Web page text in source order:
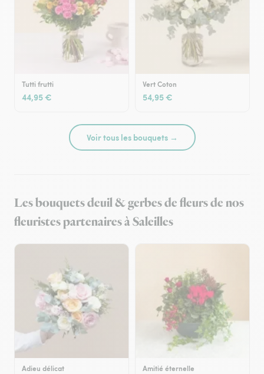
Tutti frutti
44,95 €
Vert Coton
54,95 €
Voir tous les bouquets →
Les bouquets deuil & gerbes de fleurs de nos
fleuristes partenaires à Saleilles
Adieu délicat Amitié éternelle